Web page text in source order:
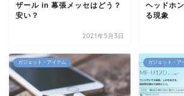
ザール in 幕張メッセはどう？
安い？
2021年5月3日
ヘッドホ
る現象
ガジェット・アイテム ガジェット・ア